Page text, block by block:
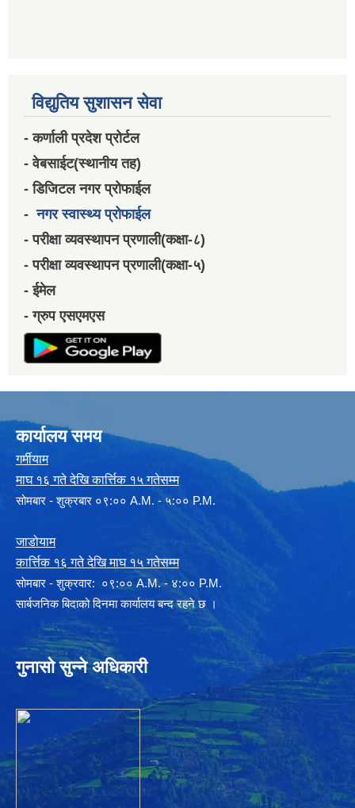
विद्युतिय सुशासन सेवा
- कर्णाली प्रदेश प्रोर्टल
- वेबसाईट(स्थानीय तह)
- डिजिटल नगर प्रोफाईल
-नगर स्वास्थ्य प्रोफाईल
- परीक्षा व्यवस्थापन प्रणाली(कक्षा-८)
- परीक्षा व्यवस्थापन प्रणाली(कक्षा-५)
- ईमेल
- ग्रुप एसएमएस
कार्यालय समय
गर्मीयाम
माघ १६ गते देखि कार्त्तिक १५ गतेसम्म
सोमबार - शुक्रबार ०९:०० A.M. - ५:०० P.M.
जाडोयाम
कार्त्तिक १६ गते देखि माघ १५ गतेसम्म
साेमबार - शुक्रवार: ०९:०० A.M. - ४:०० P.M.
सार्बजनिक बिदाको दिनमा कार्यालय बन्द रहने छ ।
गुनासो सुन्ने अधिकारी